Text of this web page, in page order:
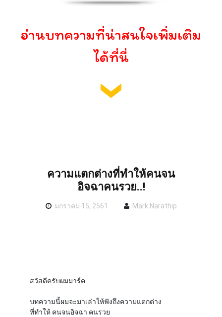
อ่านบทความที่น่าสนใจเพิ่มเติม
ได้ที่นี่
ความแตกต่างที่ทำให้คนจน
อิจฉาคนรวย..!
มกราคม 15, 2561 Mark Narathip
สวัสดีครับผมมาร์ค
บทความนี้ผมจะมาเล่าให้ฟังถึงความแตกต่าง
ที่ทำให้ คนจนอิจฉา คนรวย